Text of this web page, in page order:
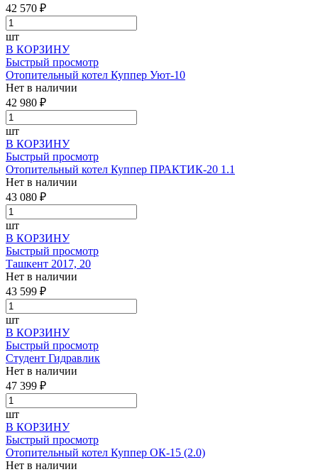
42 570 ₽
шт
В КОРЗИНУ
Быстрый просмотр
Отопительный котел Куппер Уют-10
Нет в наличии
42 980 ₽
шт
В КОРЗИНУ
Быстрый просмотр
Отопительный котел Куппер ПРАКТИК-20 1.1
Нет в наличии
43 080 ₽
шт
В КОРЗИНУ
Быстрый просмотр
Ташкент 2017, 20
Нет в наличии
43 599 ₽
шт
В КОРЗИНУ
Быстрый просмотр
Студент Гидравлик
Нет в наличии
47 399 ₽
шт
В КОРЗИНУ
Быстрый просмотр
Отопительный котел Куппер ОК-15 (2.0)
Нет в наличии